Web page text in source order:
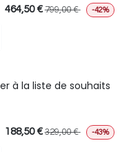
464,50€ 799,00€ -42%
188,50€ 329,00€ -43%
à la liste de souhaits